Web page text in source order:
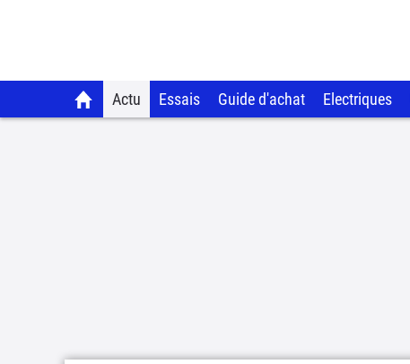
Actu Essais Guide d'achat Electriques